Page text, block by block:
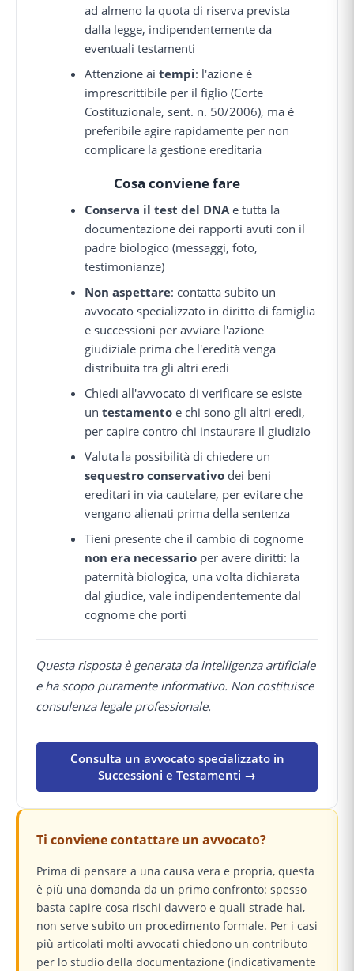
ad almeno la quota di riserva prevista
dalla legge, indipendentemente da
eventuali testamenti
Attenzione aitempi: l'azione è
imprescrittibile per il figlio (Corte
Costituzionale, sent. n. 50/2006), ma è
preferibile agire rapidamente per non
complicare la gestione ereditaria
Cosa conviene fare
Conserva il test del DNA e tutta la
documentazione dei rapporti avuti con il
padre biologico (messaggi, foto,
testimonianze)
Non aspettare: contatta subito un
avvocato specializzato in diritto di famiglia
e successioni per avviare l'azione
giudiziale prima che l'eredità venga
distribuita tra gli altri eredi
Chiedi all'avvocato di verificare se esiste
untestamento e chi sono gli altri eredi,
per capire contro chi instaurare il giudizio
Valuta la possibilità di chiedere un
sequestro conservativo dei beni
ereditari in via cautelare, per evitare che
vengano alienati prima della sentenza
Tieni presente che il cambio di cognome
non era necessario per avere diritti: la
paternità biologica, una volta dichiarata
dal giudice, vale indipendentemente dal
cognome che porti
Questa risposta è generata da intelligenza artificiale
e ha scopo puramente informativo. Non costituisce
consulenza legale professionale.
Consulta un avvocato specializzato in
Successioni e Testamenti →
Ti conviene contattare un avvocato?
Prima di pensare a una causa vera e propria, questa
è più una domanda da un primo confronto: spesso
basta capire cosa rischi davvero e quali strade hai,
non serve subito un procedimento formale. Per i casi
più articolati molti avvocati chiedono un contributo
per lo studio della documentazione (indicativamente